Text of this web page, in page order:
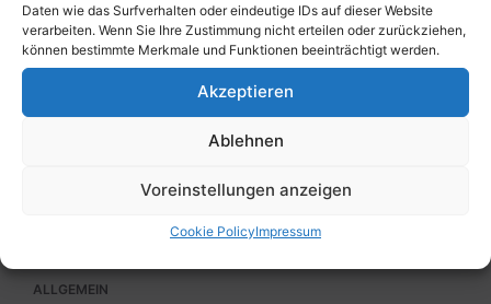
Daten wie das Surfverhalten oder eindeutige IDs auf dieser Website
verarbeiten. Wenn Sie Ihre Zustimmung nicht erteilen oder zurückziehen,
können bestimmte Merkmale und Funktionen beeinträchtigt werden.
Akzeptieren
Ablehnen
Voreinstellungen anzeigen
Cookie PolicyImpressum
Lebensmittelretter Fair2Food Point Mölltal-
Kolbnitz
ALLGEMEIN